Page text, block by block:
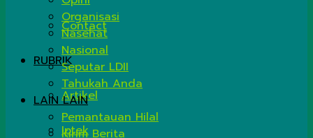
Contact
RUBRIK
Artikel
Iptek
Organisasi
Nasehat
Nasional
Seputar LDII
Tahukah Anda
LAIN LAIN
Pemantauan Hilal
Kirim Berita